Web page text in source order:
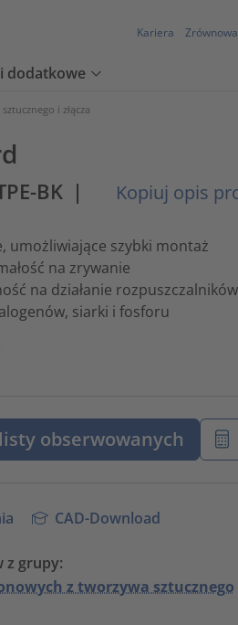
Kariera
dodatkowe
i złącza
BK | Kopiuj opis
umożliwiające szybki montaż
na zrywanie
na działanie
siarki i fosforu
obserwowanych
CAD-Download
z grupy:
z tworzywa sztucznego